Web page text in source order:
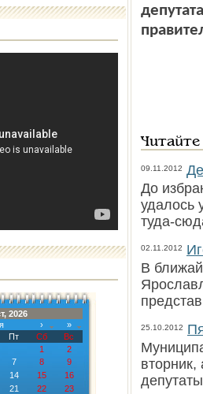
2026
›
»
Пт Сб
Вс
1
2
7 8
9
14 15
16
21 22
23
09.11.2012
До
удалось
туда-
02.11.2012
В
25.10.2012
вторник,